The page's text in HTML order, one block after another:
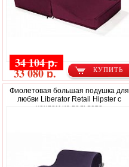
КУПИТЬ
34 104 р.
33 080 р.
Фиолетовая большая подушка для
любви Liberator Retail Hipster с
чехлом из вельвета